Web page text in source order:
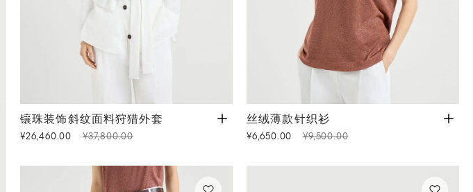
镶珠装饰斜纹面料狩猎外套 白色
镶珠装饰斜纹面料狩猎外套
¥26,460.00 ¥37,800.00
丝绒薄款针织衫 砖红色
丝绒薄款针织衫
¥6,650.00 ¥9,500.00